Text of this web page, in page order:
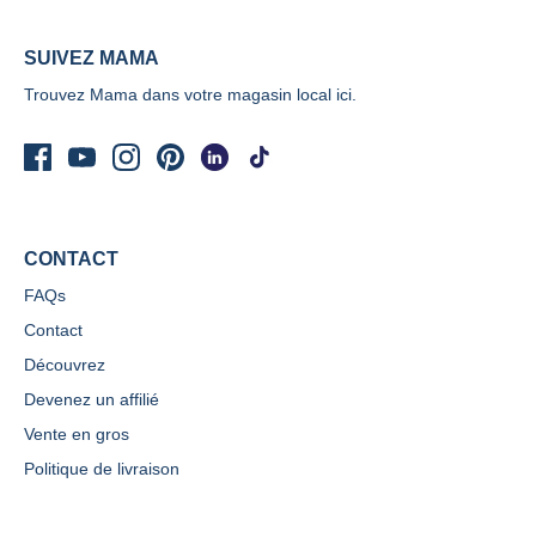
SUIVEZ MAMA
Trouvez Mama dans votre magasin local ici.
CONTACT
FAQs
Contact
Découvrez
Devenez un affilié
Vente en gros
Politique de livraison